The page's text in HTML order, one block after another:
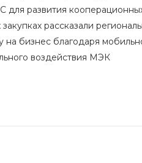
для развития
рассказали
на бизнес благодаря
воздействия МЭК